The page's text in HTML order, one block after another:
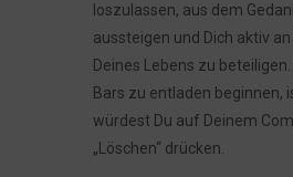
loszulassen, aus dem
aussteigen und Dich aktiv
Deines Lebens zu
Bars zu entladen beginnen,
würdest Du auf Deinem
„Löschen“ drücken.